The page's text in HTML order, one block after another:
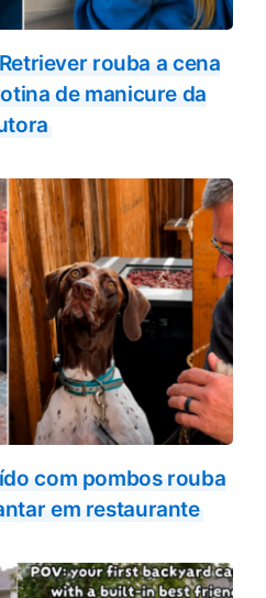
rouba a cena
de manicure da
com pombos rouba
em restaurante